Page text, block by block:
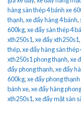
hàng sàn thép 4 bánh xe
thạnh,xe đẩy hàng 4 bánh,
600kg,xe đẩy sàn thép 4
xth250s1,xe đẩy xth250s1,
thép,xe đẩy hàng sàn thép
xth250s1 phong thạnh,xe
đẩy phong thạnh,xe đẩy
600kg,xe đẩy phong
bánh xe,xe đẩy hàng
xth250s1,xe đẩy mặt sàn